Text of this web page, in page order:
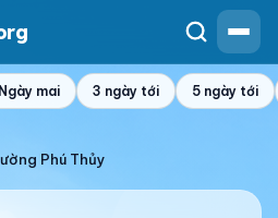
Ngày mai 3 ngày tới 5 ngày tới
Phú Thủy